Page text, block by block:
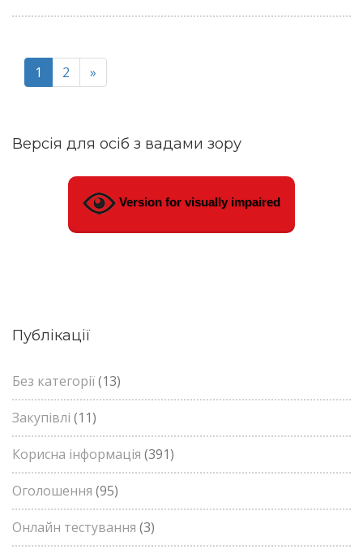
1 2 »
Версія для осіб з вадами зору
Version for visually impaired
Публікації
Без категорії(13)
Закупівлі (11)
Корисна інформація (391)
Оголошення (95)
Онлайн тестування (3)